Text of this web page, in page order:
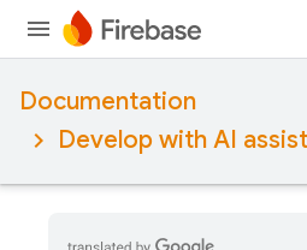
Documentation
Develop with AI